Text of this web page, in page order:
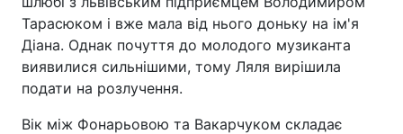
Тарасюком і вже мала від нього доньку на ім'я
Діана. Однак почуття до молодого музиканта
виявилися сильнішими, тому Ляля вирішила
подати на розлучення.
Вік між Фонарьовою та Вакарчуком складає